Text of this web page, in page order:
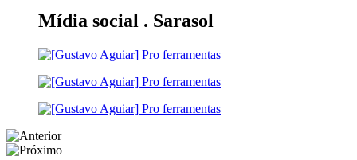
Mídia social . Sarasol